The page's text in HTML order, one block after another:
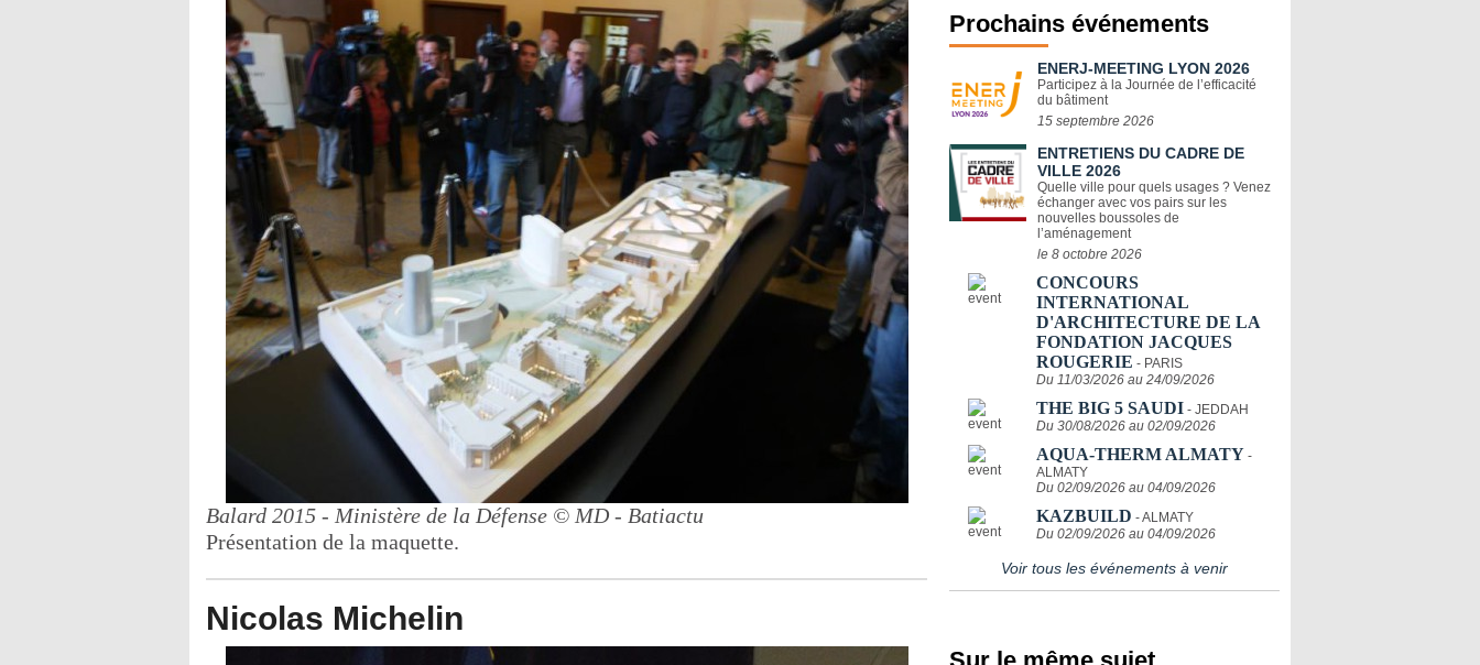
Balard 2015 - Ministère de la Défense © MD - Batiactu
Présentation de la maquette.
Nicolas Michelin
Prochains événements
ENERJ-MEETING LYON 2026
Participez à la Journée de l’efficacité
du bâtiment
15 septembre 2026
ENTRETIENS DU CADRE DE
VILLE 2026
Quelle ville pour quels usages ? Venez
échanger avec vos pairs sur les
nouvelles boussoles de
l’aménagement
le 8 octobre 2026
CONCOURS
INTERNATIONAL
D'ARCHITECTURE DE LA
FONDATION JACQUES
ROUGERIE - PARIS
Du 11/03/2026 au 24/09/2026
THE BIG 5 SAUDI - JEDDAH
Du 30/08/2026 au 02/09/2026
AQUA-THERM ALMATY -
ALMATY
Du 02/09/2026 au 04/09/2026
KAZBUILD - ALMATY
Du 02/09/2026 au 04/09/2026
Voir tous les événements à venir